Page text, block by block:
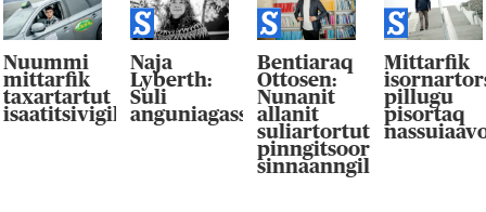
Nuummi
mittarfik
taxartartut
isaatitsivigilluarpaat
Naja
Lyberth:
Suli
anguniagassaqaqaagut
Bentiaraq
Ottosen:
Nunanit
allanit
suliartortut
pinngitsoor-
Mittarfik
pillugu
pisortaq